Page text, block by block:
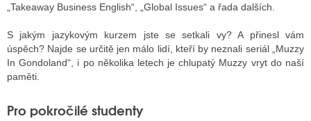
„Takeaway Business English“, „Global Issues“ a řada dalších.
S jakým jazykovým kurzem jste se setkali vy? A přinesl vám
úspěch? Najde se určitě jen málo lidí, kteří by neznali seriál „Muzzy
In Gondoland“, i po několika letech je chlupatý Muzzy vryt do naší
paměti.
Pro pokročilé studenty